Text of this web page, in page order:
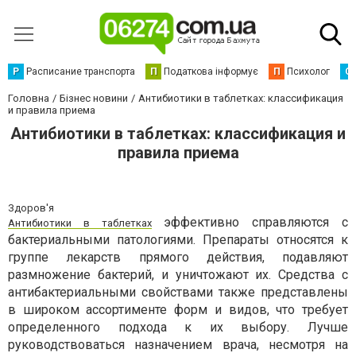
Р Расписание транспорта П Податкова інформує П Психолог С
Головна Бізнес новини
Антибиотики в таблетках: классификация
и правила приема
Антибиотики в таблетках: классификация и
правила приема
Здоров'я
Антибиотики в таблеткахэффективно справляются с
бактериальными патологиями. Препараты относятся к
группе лекарств прямого действия, подавляют
размножение бактерий, и уничтожают их. Средства с
антибактериальными свойствами также представлены
в широком ассортименте форм и видов, что требует
определенного подхода к их выбору. Лучше
руководствоваться назначением врача, несмотря на